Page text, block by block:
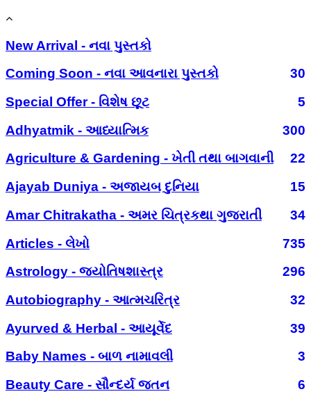
New Arrival - નવા પુસ્તકો
Coming Soon - નવા આવનારા પુસ્તકો
30
Special Offer - વિશેષ છૂટ
5
Adhyatmik - આધ્યાત્મિક
300
Agriculture & Gardening - ખેતી તથા બાગવાની
22
Ajayab Duniya - અજાયબ દુનિયા
15
Amar Chitrakatha - અમર ચિત્રકથા ગુજરાતી
34
Articles - લેખો
735
Astrology - જ્યોતિષશાસ્ત્ર
296
Autobiography - આત્મચરિત્ર
32
Ayurved & Herbal - આયૂર્વેદ
39
Baby Names - બાળ નામાવલી
3
Beauty Care - સૌન્દર્ય જતન
6